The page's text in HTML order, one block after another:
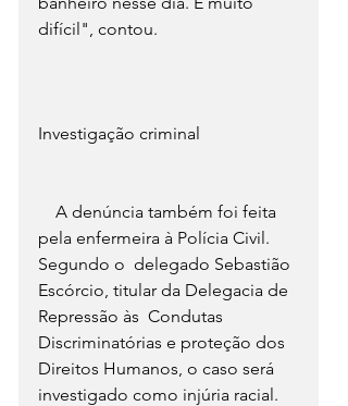
difícil", contou.
Investigação criminal
pela enfermeira à Polícia Civil.
Segundo o  delegado Sebastião
Escórcio, titular da Delegacia de
Repressão às  Condutas
Discriminatórias e proteção dos
Direitos Humanos, o caso será
investigado como injúria racial.